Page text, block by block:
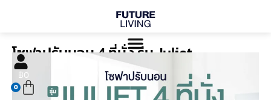
฿0
0
Cart
โซฟาปรับนอน 4 ที่นั่ง รุ่น Juliet